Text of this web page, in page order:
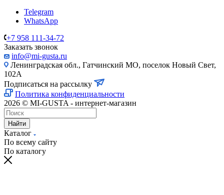
Telegram
WhatsApp
+7 958 111-34-72
Заказать звонок
info@mi-gusta.ru
Ленинградская обл., Гатчинский МО, поселок Новый Свет,
102А
Подписаться на рассылку
Политика конфиденциальности
2026 © MI-GUSTA - интернет-магазин
Найти
Каталог
По всему сайту
По каталогу